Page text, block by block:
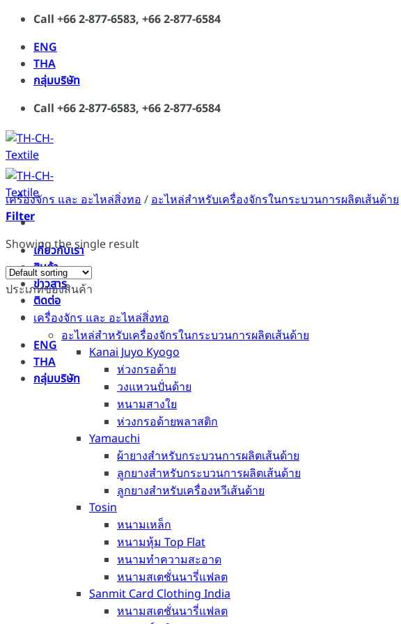
Skip
content
Call +66 2-877-6583, +66 2-877-6584
ENG
THA
กลุ่มบริษัท
Call +66 2-877-6583, +66 2-877-6584
เกี่ยวกับเรา
สินค้า
ข่าวสาร
ติดต่อ
ENG
THA
กลุ่มบริษัท
เครื่องจักร และ อะไหล่สิ่งทอ/อะไหล่สำหรับเครื่องจักรในกระบวนการผลิตเส้นด้าย
Filter
Showing the single result
ประเภทของสินค้า
เครื่องจักร และ อะไหล่สิ่งทอ
อะไหล่สำหรับเครื่องจักรในกระบวนการผลิตเส้นด้าย
Kanai Juyo Kyogo
ห่วงกรอด้าย
วงแหวนปั่นด้าย
หนามสางใย
ห่วงกรอด้ายพลาสติก
Yamauchi
ผ้ายางสำหรับกระบวนการผลิตเส้นด้าย
ลูกยางสำหรับกระบวนการผลิตเส้นด้าย
ลูกยางสำหรับเครื่องหวีเส้นด้าย
Tosin
หนามเหล็ก
หนามหุ้ม Top Flat
หนามทำความสะอาด
หนามสเตชั่นนารี่แฟลต
Sanmit Card Clothing India
หนามสเตชั่นนารี่แฟลต